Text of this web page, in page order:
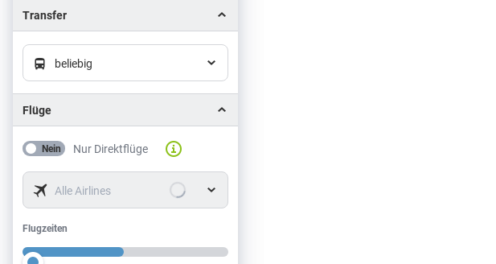
Transfer
beliebig
Flüge
Nein Nur Direktflüge
Alle Airlines
Flugzeiten
Flugzeiten